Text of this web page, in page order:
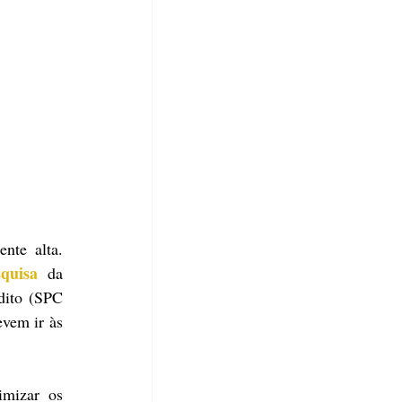
alta.
da
(SPC
ir às
os